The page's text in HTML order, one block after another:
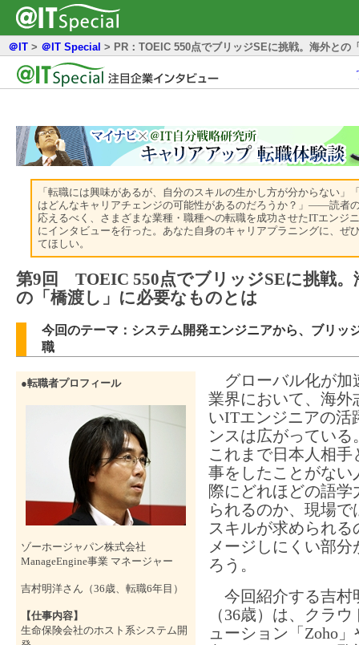
＠IT > ＠IT Special > PR：TOEIC 550点でブリッジSEに挑戦。海外との
「転職には興味があるが、自分のスキルの生かし方が分からない」
はどんなキャリアチェンジの可能性があるのだろうか？」――読者
応えるべく、さまざまな業種・職種への転職を成功させたITエンジ
にインタビューを行った。あなた自身のキャリアプラニングに、ぜ
てほしい。
第9回 TOEIC 550点でブリッジSEに挑戦。
の「橋渡し」に必要なものとは
今回のテーマ：システム開発エンジニアから、ブリッ
職
●転職者プロフィール
ゾーホージャパン株式会社
ManageEngine事業 マネージャー
吉村明洋さん（36歳、転職6年目）
【仕事内容】
生命保険会社のホスト系システム開
グローバル化が加
業界において、海外
いITエンジニアの活
ンスは広がっている
これまで日本人相手
事をしたことがない
際にどれほどの語学
られるのか、現場で
スキルが求められる
メージしにくい部分
ろう。
今回紹介する吉村
（36歳）は、クラ
ューション「Zoho